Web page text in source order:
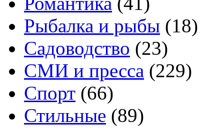
Рыбалка и рыбы (18)
Садоводство (23)
СМИ и пресса (229)
Спорт (66)
Стильные (89)